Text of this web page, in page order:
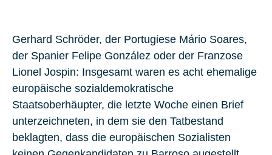
Gerhard Schröder, der Portugiese Mário Soares,
der Spanier Felipe González oder der Franzose
Lionel Jospin: Insgesamt waren es acht ehemalige
europäische sozialdemokratische
Staatsoberhäupter, die letzte Woche einen Brief
unterzeichneten, in dem sie den Tatbestand
beklagten, dass die europäischen Sozialisten